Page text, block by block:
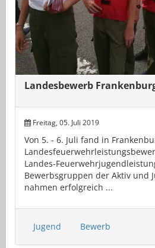
Landesbewerb
Freitag, 05. Juli 2019
Von 5. - 6. Juli fand in
Landes-
Bewerbsgruppen der Aktiv und
nahmen erfolgreich ...
Jugend Bewerb